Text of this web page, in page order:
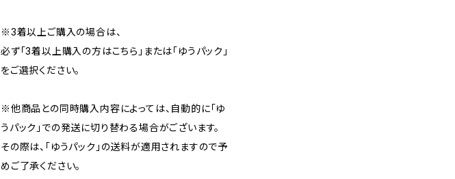
※3着以上ご購入の場合は、
必ず「3着以上購入の方はこちら」または「ゆうパック」
をご選択ください。
※他商品との同時購入内容によっては、自動的に「ゆ
うパック」での発送に切り替わる場合がございます。
その際は、「ゆうパック」の送料が適用されますので予
めご了承ください。